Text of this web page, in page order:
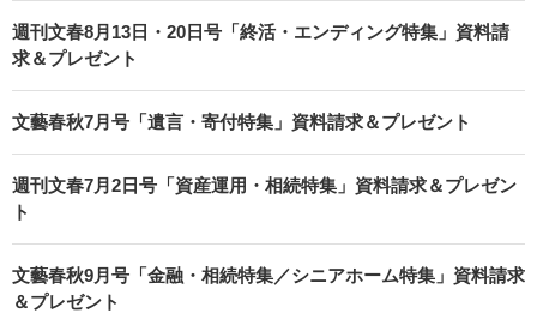
週刊文春8月13日・20日号「終活・エンディング特集」資料請
求＆プレゼント
文藝春秋7月号「遺言・寄付特集」資料請求＆プレゼント
週刊文春7月2日号「資産運用・相続特集」資料請求＆プレゼン
ト
文藝春秋9月号「金融・相続特集／シニアホーム特集」資料請求
＆プレゼント